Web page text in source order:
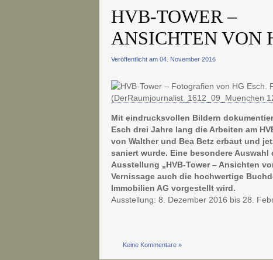
HVB-TOWER –
ANSICHTEN VON
Veröffentlicht am 04. November 2016
Mit eindrucksvollen Bildern
Esch drei Jahre lang die Arbeiten am
von Walther und Bea Betz erbaut und
saniert wurde. Eine besondere
Ausstellung „HVB-Tower – Ansichten
Vernissage auch die hochwertige
Immobilien AG vorgestellt wird.
Ausstellung: 8. Dezember 2016 bis 28.
Keine Kommentare »